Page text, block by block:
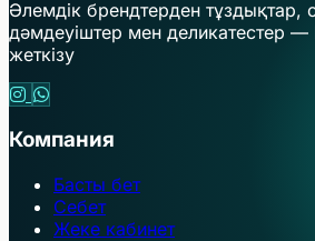
Әлемдік брендтерден тұздықтар,
дәмдеуіштер мен деликатестер
жеткізу
Компания
Басты бет
Себет
Жеке кабинет